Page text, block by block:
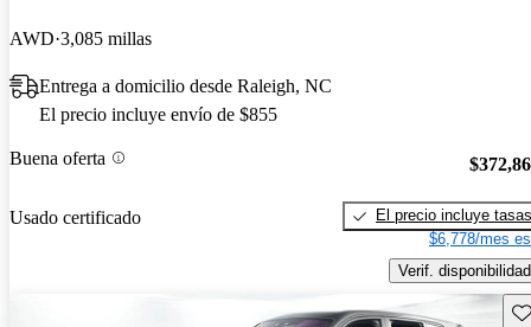
AWD 3,085 millas
Entrega a domicilio desde Raleigh, NC
El precio incluye envío de $855
Buena oferta
Usado certificado
El precio incluye tasas
$6,778/mes
Verif. disponibilidad